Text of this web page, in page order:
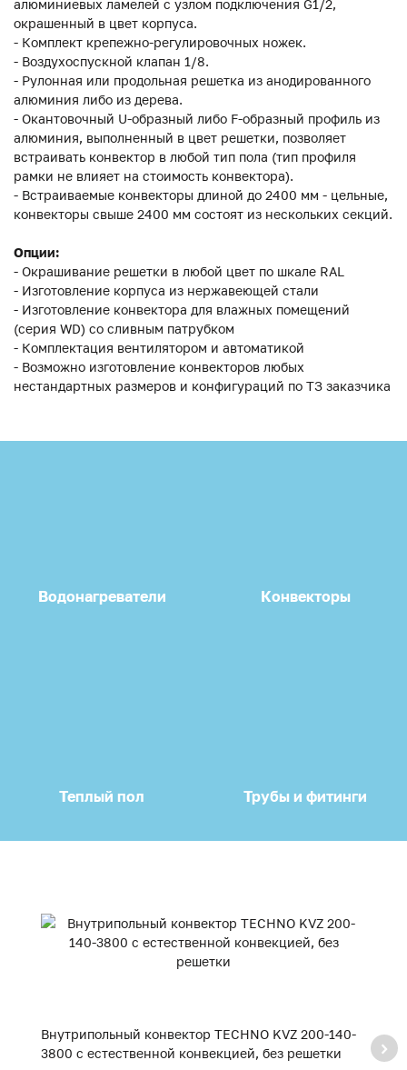
алюминиевых ламелей с узлом подключения G1/2,
окрашенный в цвет корпуса.
- Комплект крепежно-регулировочных ножек.
- Воздухоспускной клапан 1/8.
- Рулонная или продольная решетка из анодированного
алюминия либо из дерева.
- Окантовочный U-образный либо F-образный профиль из
алюминия, выполненный в цвет решетки, позволяет
встраивать конвектор в любой тип пола (тип профиля
рамки не влияет на стоимость конвектора).
- Встраиваемые конвекторы длиной до 2400 мм - цельные,
конвекторы свыше 2400 мм состоят из нескольких секций.
Опции:
- Окрашивание решетки в любой цвет по шкале RAL
- Изготовление корпуса из нержавеющей стали
- Изготовление конвектора для влажных помещений
(серия WD) со сливным патрубком
- Комплектация вентилятором и автоматикой
- Возможно изготовление конвекторов любых
нестандартных размеров и конфигураций по ТЗ заказчика
Водонагреватели Конвекторы
Теплый пол Трубы и фитинги
Внутрипольный конвектор TECHNO KVZ 200-140-
3800 с естественной конвекцией, без решетки